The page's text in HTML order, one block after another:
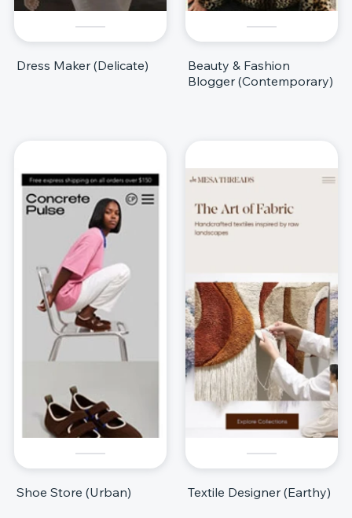
Dress Maker (Delicate)
Beauty & Fashion
Blogger (Contemporary)
Shoe Store (Urban) Textile Designer (Earthy)